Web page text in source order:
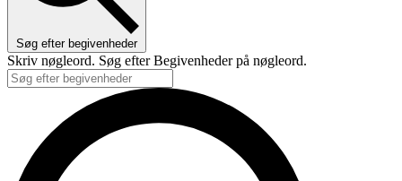
Søg efter begivenheder
Skriv nøgleord. Søg efter Begivenheder på nøgleord.